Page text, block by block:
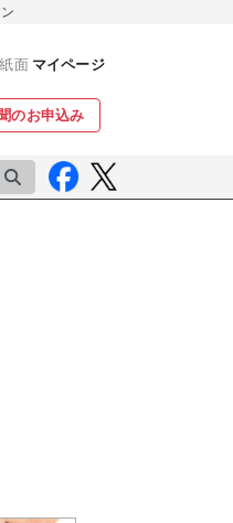
面 マイページ
のお申込み
検索